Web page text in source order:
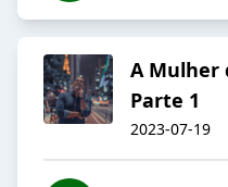
A Mulher
Parte 1
2023-07-19